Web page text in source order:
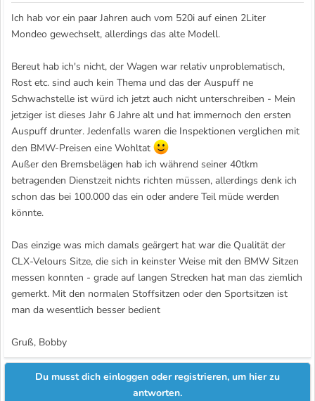
Ich hab vor ein paar Jahren auch vom 520i auf einen 2Liter
Mondeo gewechselt, allerdings das alte Modell.
Bereut hab ich's nicht, der Wagen war relativ unproblematisch,
Rost etc. sind auch kein Thema und das der Auspuff ne
Schwachstelle ist würd ich jetzt auch nicht unterschreiben - Mein
jetziger ist dieses Jahr 6 Jahre alt und hat immernoch den ersten
Auspuff drunter. Jedenfalls waren die Inspektionen verglichen mit
den BMW-Preisen eine Wohltat
Außer den Bremsbelägen hab ich während seiner 40tkm
betragenden Dienstzeit nichts richten müssen, allerdings denk ich
schon das bei 100.000 das ein oder andere Teil müde werden
könnte.
Das einzige was mich damals geärgert hat war die Qualität der
CLX-Velours Sitze, die sich in keinster Weise mit den BMW Sitzen
messen konnten - grade auf langen Strecken hat man das ziemlich
gemerkt. Mit den normalen Stoffsitzen oder den Sportsitzen ist
man da wesentlich besser bedient
Gruß, Bobby
Du musst dich einloggen oder registrieren, um hier zu
antworten.